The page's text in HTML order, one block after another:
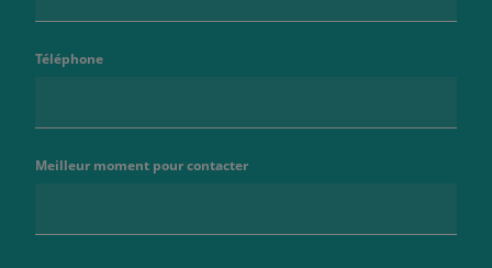
Téléphone
Meilleur moment pour contacter